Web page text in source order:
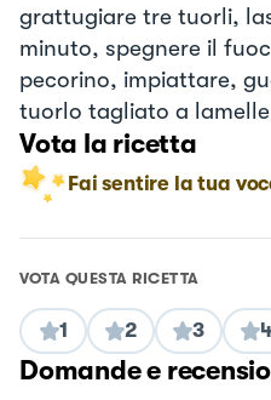
grattugiare tre tuorli,
minuto, spegnere il
pecorino, impiattare,
tuorlo tagliato a
Vota la ricetta
Fai sentire la tua
VOTA QUESTA RICETTA
1 2 3 4
Domande e